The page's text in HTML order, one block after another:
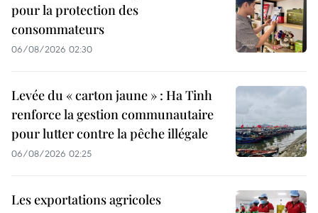
pour la protection des
consommateurs
06/08/2026 02:30
Levée du « carton jaune » : Ha Tinh
renforce la gestion communautaire
pour lutter contre la pêche illégale
06/08/2026 02:25
Les exportations agricoles